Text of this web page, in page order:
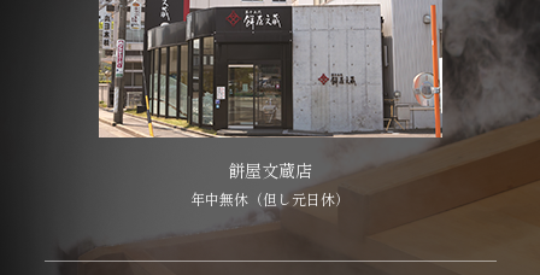
餅屋文蔵店
年中無休（但し元日休）